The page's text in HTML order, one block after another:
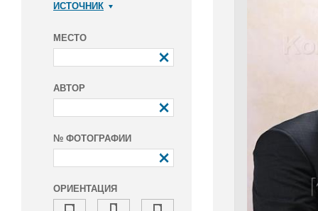
ИСТОЧНИК
МЕСТО
АВТОР
№ ФОТОГРАФИИ
ОРИЕНТАЦИЯ